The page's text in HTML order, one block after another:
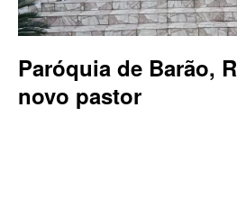
Paróquia de Barão,
novo pastor